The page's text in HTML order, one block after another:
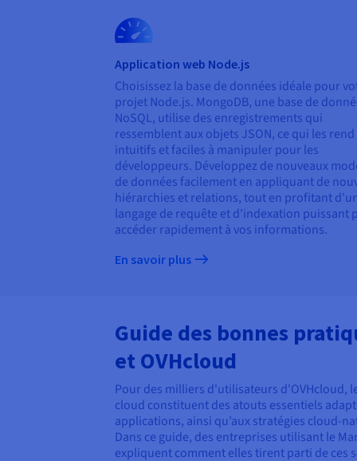
Application web Node.js
Choisissez la base de données idéale pour
projet Node.js. MongoDB, une base de
NoSQL, utilise des enregistrements qui
ressemblent aux objets JSON, ce qui les rend
intuitifs et faciles à manipuler pour les
développeurs. Développez de nouveaux
de données facilement en appliquant de
hiérarchies et relations, tout en profitant
langage de requête et d'indexation puissant
accéder rapidement à vos informations.
En savoir plus
Guide des bonnes
et OVHcloud
Pour des milliers d'utilisateurs d'OVHcloud,
cloud constituent des atouts essentiels
applications, ainsi qu’aux stratégies cloud-
Dans ce guide, des entreprises utilisant le
expliquent comment elles tirent parti de ces